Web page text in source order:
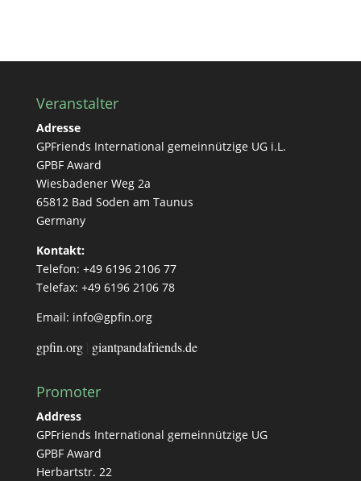
Veranstalter
Adresse
GPFriends International gemeinnützige UG i.L.
GPBF Award
Wiesbadener Weg 2a
65812 Bad Soden am Taunus
Germany
Kontakt:
Telefon: +49 6196 2106 77
Telefax: +49 6196 2106 78
Email: info@gpfin.org
gpfin.org| giantpandafriends.de
Promoter
Address
GPFriends International gemeinnützige UG
GPBF Award
Herbartstr. 22